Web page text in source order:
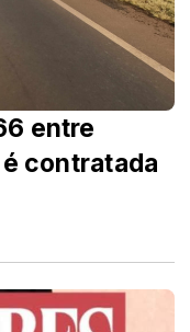
entre
contratada